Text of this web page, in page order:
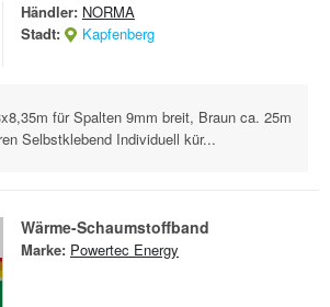
Händler: NORMA
Stadt:
Kapfenberg
für Spalten 9mm breit, Braun ca. 25m
Selbstklebend Individuell kür...
Wärme-Schaumstoffband
Marke: Powertec Energy